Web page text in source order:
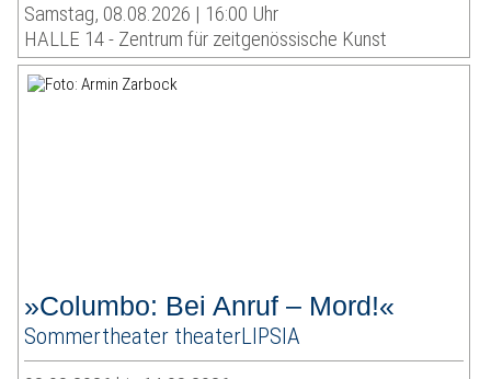
Samstag, 08.08.2026 | 16:00 Uhr
HALLE 14 - Zentrum für zeitgenössische Kunst
»Columbo: Bei Anruf – Mord!«
Sommertheater theaterLIPSIA